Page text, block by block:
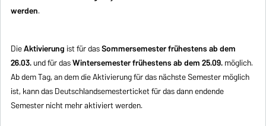
werden.
DieAktivierungist für dasSommersemester frühestens ab dem
26.03.und für dasWintersemester frühestens ab dem 25.09.möglich.
Ab dem Tag, an dem die Aktivierung für das nächste Semester möglich
ist, kann das Deutschlandsemesterticket für das dann endende
Semester nicht mehr aktiviert werden.